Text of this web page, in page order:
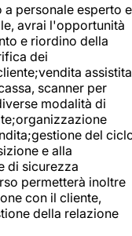
personale esperto e
avrai l'opportunità
e riordino della
dei
assistita
scanner per
modalità di
del
e alla
di sicurezza
permetterà inoltre
con il cliente,
della relazione